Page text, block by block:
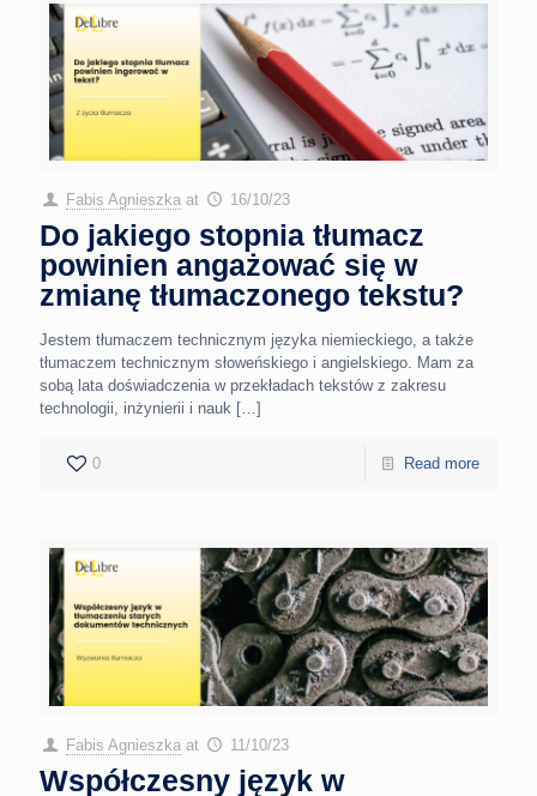
Fabis Agnieszka at 16/10/23
Do jakiego stopnia tłumacz
powinien angażować się w
zmianę tłumaczonego tekstu?
Jestem tłumaczem technicznym języka niemieckiego, a także
tłumaczem technicznym słoweńskiego i angielskiego. Mam za
sobą lata doświadczenia w przekładach tekstów z zakresu
technologii, inżynierii i nauk […]
0 Read more
Fabis Agnieszka at 11/10/23
Współczesny język w